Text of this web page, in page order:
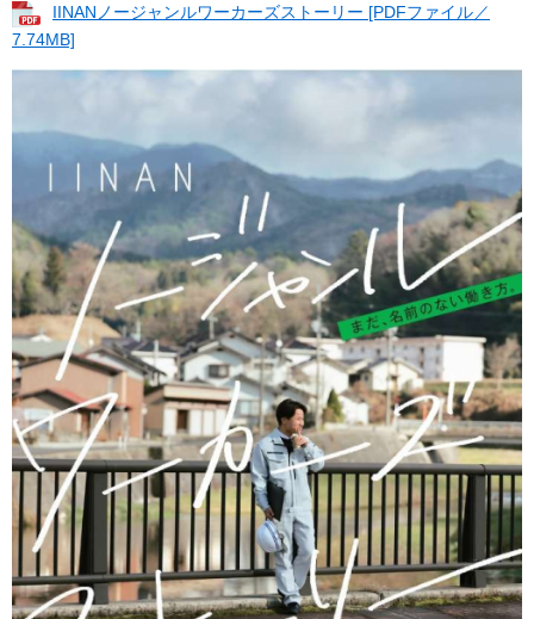
IINANノージャンルワーカーズストーリー [PDFファイル／
7.74MB]